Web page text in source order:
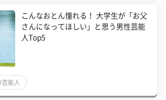
こんなおとん憧れる！ 大学生が「お父
さんになってほしい」と思う男性芸能
人Top5
芸能人